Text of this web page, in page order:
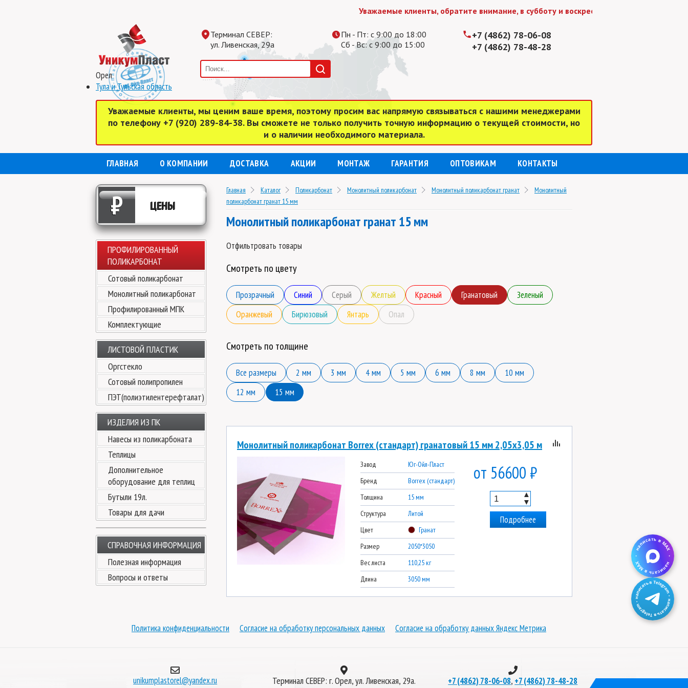
Уважаемые клиенты, обратите внимание, в субботу и воскресенье мы работаем до 15:00
Орел
Тула и Тульская область
Терминал СЕВЕР:
ул. Ливенская, 29а
Пн - Пт: с 9:00 до 18:00
Сб - Вс: с 9:00 до 15:00
+7 (4862) 78-06-08
+7 (4862) 78-48-28
Уважаемые клиенты, мы ценим ваше время, поэтому просим вас напрямую связываться с нашими менеджерами
по телефону +7 (920) 289-84-38. Вы сможете не только получить точную информацию о текущей стоимости, но
и о наличии необходимого материала.
ГЛАВНАЯ О КОМПАНИИ ДОСТАВКА АКЦИИ МОНТАЖ ГАРАНТИЯ ОПТОВИКАМ КОНТАКТЫ
₽ ЦЕНЫ
ПРОФИЛИРОВАННЫЙ
ПОЛИКАРБОНАТ
Сотовый поликарбонат
Монолитный поликарбонат
Профилированный МПК
Комплектующие
ЛИСТОВОЙ ПЛАСТИК
Оргстекло
Сотовый полипропилен
ПЭТ(полиэтилентерефталат)
ИЗДЕЛИЯ ИЗ ПК
Навесы из поликарбоната
Теплицы
Дополнительное
оборудование для теплиц
Бутыли 19л.
Товары для дачи
СПРАВОЧНАЯ ИНФОРМАЦИЯ
Полезная информация
Вопросы и ответы
Главная Каталог Поликарбонат Монолитный поликарбонат Монолитный поликарбонат гранат
Монолитный
поликарбонат гранат 15 мм
Монолитный поликарбонат гранат 15 мм
Отфильтровать товары
Смотреть по цвету
Прозрачный Синий Серый Желтый Красный Гранатовый
Зеленый
Оранжевый
Бирюзовый Янтарь Опал
Смотреть по толщине
Все размеры 2 мм 3 мм 4 мм 5 мм 6 мм 8 мм
10 мм
12 мм
15 мм
Монолитный поликарбонат Borrex (стандарт) гранатовый 15 мм 2,05х3,05 м
Завод
Юг-Ойл-Пласт
Бренд
Borrex (стандарт)
Толщина
15 мм
Структура
Литой
Цвет
Гранат
Размер
2050*3050
Вес листа
110,25 кг
Длина
3050 мм
от 56600 ₽
▲
▼
Подробнее
Политика конфиденциальности Согласие на обработку персональных данных Согласие на обработку данных Яндекс Метрика
unikumplastorel@yandex.ru Терминал СЕВЕР: г. Орел, ул. Ливенская, 29а. +7 (4862) 78-06-08, +7 (4862) 78-48-28